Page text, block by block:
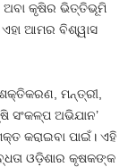
ଅବା କୃଷିର ଭିତ୍ତିଭୂମି
ଏହା ଆମର ବିଶ୍ୱାସ
ମନ୍ତ୍ରୀ,
ସଂକଳ୍ପ ଅଭିଯାନ’
କରାଇବା ପାଇଁ। ଏହି
ଓଡ଼ିଶାର କୃଷକଙ୍କ